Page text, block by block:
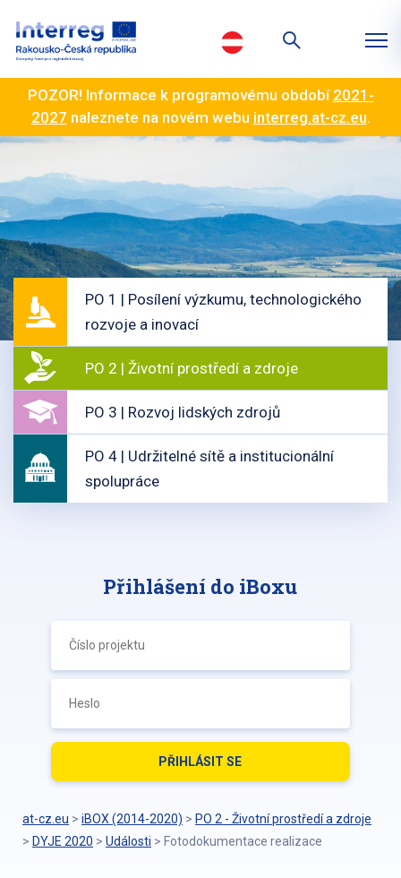
POZOR! Informace k programovému období 2021-
2027 naleznete na novém webu interreg.at-cz.eu.
PO 1 | Posílení výzkumu, technologického
rozvoje a inovací
PO 2 | Životní prostředí a zdroje
PO 3 | Rozvoj lidských zdrojů
PO 4 | Udržitelné sítě a institucionální
spolupráce
Přihlášení do iBoxu
at-cz.eu > iBOX (2014-2020) > PO 2 - Životní prostředí a zdroje
> DYJE 2020 > Události > Fotodokumentace realizace